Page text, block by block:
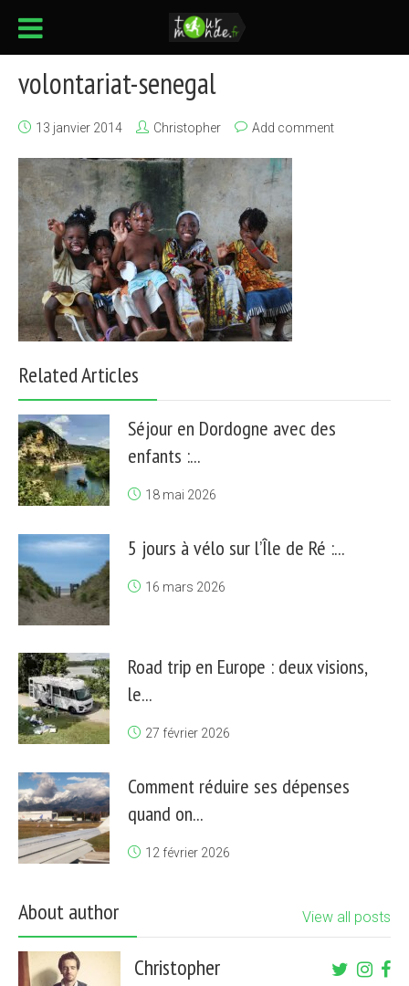
volontariat-senegal
13 janvier 2014 Christopher Add comment
Related Articles
Séjour en Dordogne avec des
enfants :...
18 mai 2026
5 jours à vélo sur l’Île de Ré :...
16 mars 2026
Road trip en Europe : deux visions,
le...
27 février 2026
Comment réduire ses dépenses
quand on...
12 février 2026
About author View all posts
Christopher